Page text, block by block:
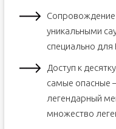
Сопровождение
уникальными
специально для
Доступ к
самые опасные
легендарный
множество